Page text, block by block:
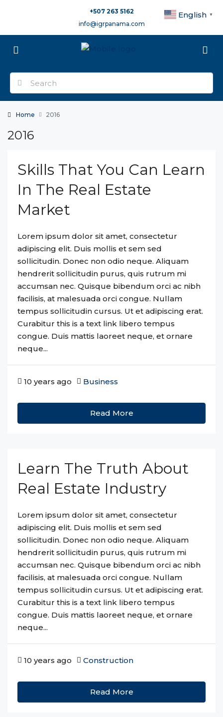
+507 263 5162
info@igrpanama.com
Home 2016
2016
Skills That You Can Learn
In The Real Estate
Market
Lorem ipsum dolor sit amet, consectetur
adipiscing elit. Duis mollis et sem sed
sollicitudin. Donec non odio neque. Aliquam
hendrerit sollicitudin purus, quis rutrum mi
accumsan nec. Quisque bibendum orci ac nibh
facilisis, at malesuada orci congue. Nullam
tempus sollicitudin cursus. Ut et adipiscing erat.
Curabitur this is a text link libero tempus
congue. Duis mattis laoreet neque, et ornare
neque...
10 years ago Business
Read More
Learn The Truth About
Real Estate Industry
Lorem ipsum dolor sit amet, consectetur
adipiscing elit. Duis mollis et sem sed
sollicitudin. Donec non odio neque. Aliquam
hendrerit sollicitudin purus, quis rutrum mi
accumsan nec. Quisque bibendum orci ac nibh
facilisis, at malesuada orci congue. Nullam
tempus sollicitudin cursus. Ut et adipiscing erat.
Curabitur this is a text link libero tempus
congue. Duis mattis laoreet neque, et ornare
neque...
10 years ago Construction
Read More
English ▼